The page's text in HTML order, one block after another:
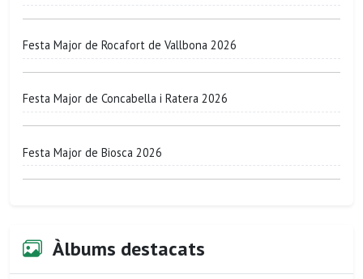
Festa Major de Rocafort de Vallbona 2026
Festa Major de Concabella i Ratera 2026
Festa Major de Biosca 2026
Àlbums destacats